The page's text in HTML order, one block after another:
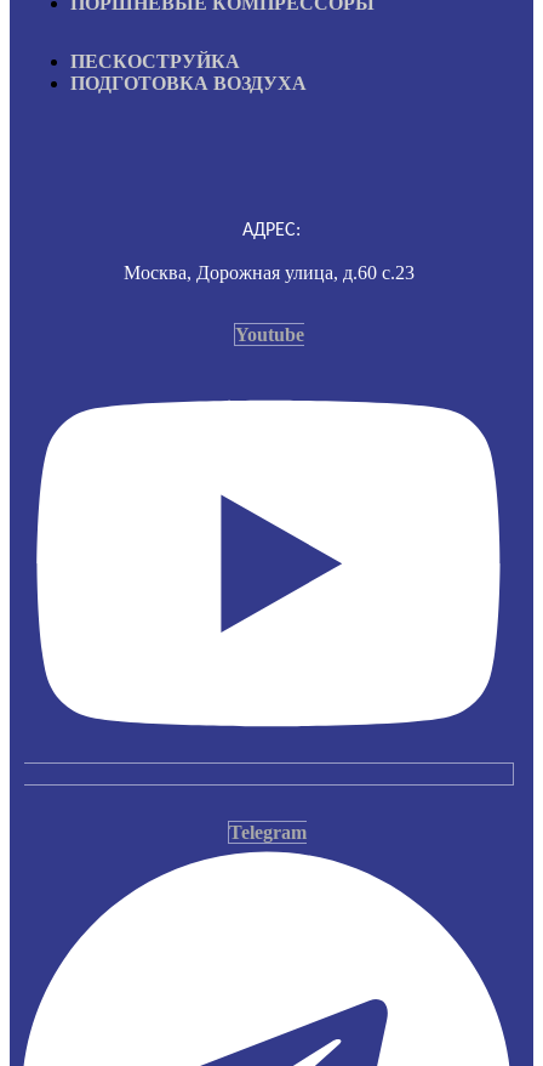
ПЕСКОСТРУЙКА
ПОДГОТОВКА ВОЗДУХА
АДРЕС:
Москва, Дорожная улица, д.60 с.23
Youtube
Telegram